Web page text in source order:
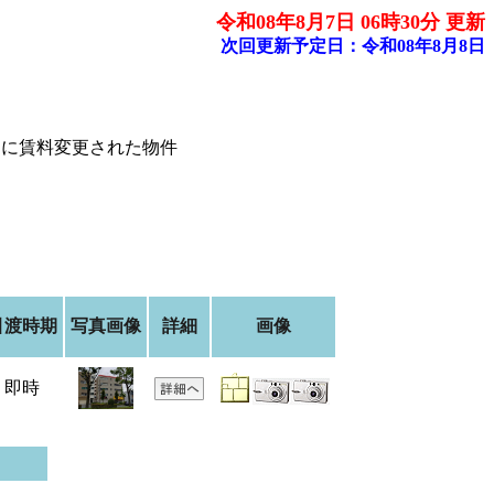
令和08年8月7日 06時30分 更新
次回更新予定日：令和08年8月8日
賃料変更された物件
渡時期 写真画像 詳細 画像
即時